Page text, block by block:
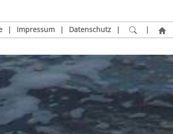
| Impressum | Datenschutz | |